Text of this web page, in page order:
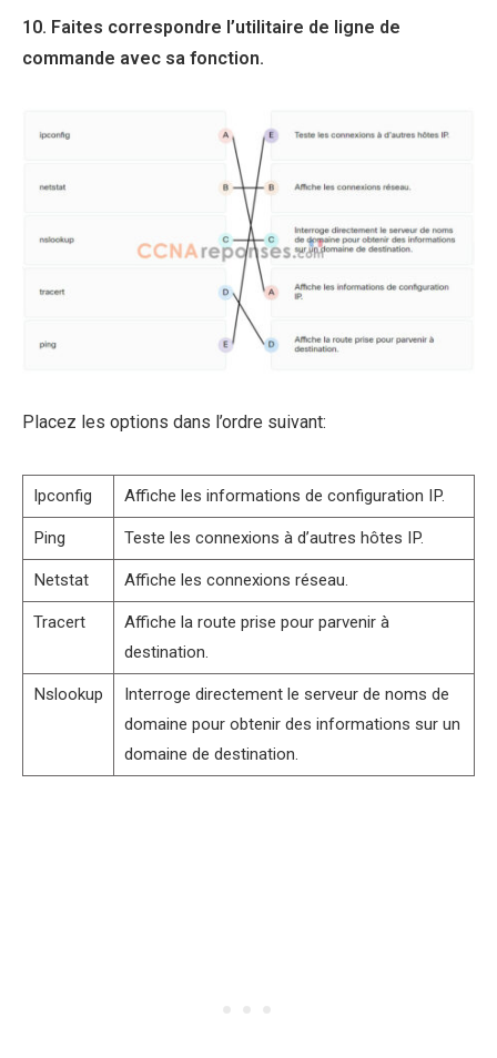
10. Faites correspondre l’utilitaire de ligne de
commande avec sa fonction.
Placez les options dans l’ordre suivant:
Ipconfig Affiche les informations de configuration IP.
Ping Teste les connexions à d’autres hôtes IP.
Netstat Affiche les connexions réseau.
Tracert
Affiche la route prise pour parvenir à
destination.
Nslookup
Interroge directement le serveur de noms de
domaine pour obtenir des informations sur un
domaine de destination.